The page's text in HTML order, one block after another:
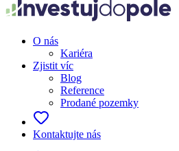
O nás
Kariéra
Zjistit víc
Blog
Reference
Prodané pozemky
Kontaktujte nás